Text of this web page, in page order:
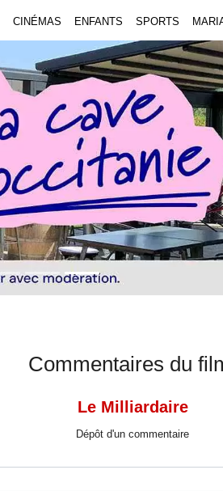
CINÉMAS ENFANTS SPORTS
Commentaires du
Le Milliardaire
Dépôt d'un commentaire